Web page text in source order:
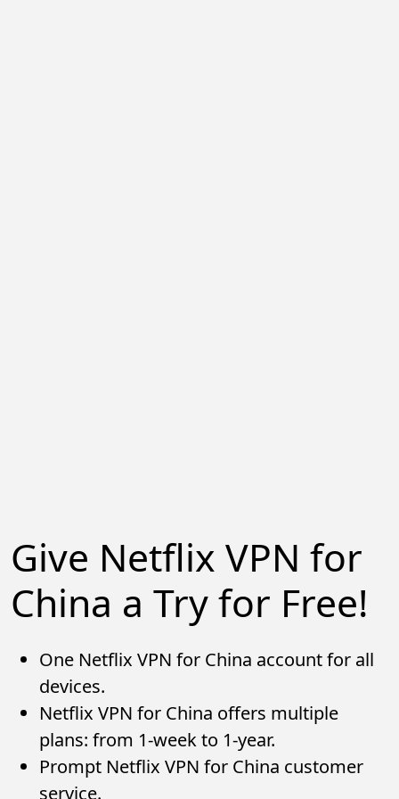
Give Netflix VPN for
China a Try for Free!
One Netflix VPN for China account for all
devices.
Netflix VPN for China offers multiple
plans: from 1-week to 1-year.
Prompt Netflix VPN for China customer
service.